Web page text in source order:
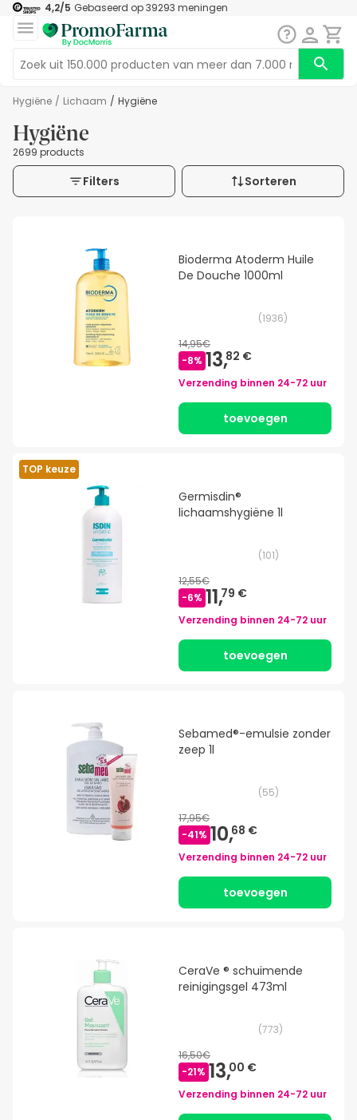
4,2/5 Gebaseerd op39293 meningen
Hygiëne / Lichaam / Hygiëne
Hygiëne
2699 products
Filters Sorteren
Bioderma Atoderm Huile
De Douche 1000ml
(1936)
14,95€
-8% 13,82 €
Verzending binnen 24-72 uur
toevoegen
TOP keuze
Germisdin®
lichaamshygiëne 1l
(101)
12,55€
-6% 11,79 €
Verzending binnen 24-72 uur
toevoegen
Sebamed®-emulsie zonder
zeep 1l
(55)
17,95€
-41% 10,68 €
Verzending binnen 24-72 uur
toevoegen
CeraVe ® schuimende
reinigingsgel 473ml
(773)
16,50€
-21% 13,00 €
Verzending binnen 24-72 uur